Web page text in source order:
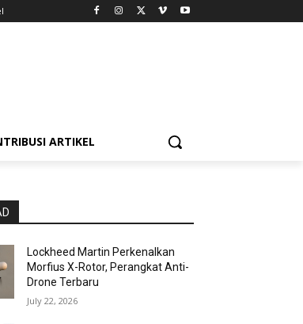
ARTIKEL
Lockheed Martin Perkenalkan
Morfius X-Rotor, Perangkat Anti-
Drone Terbaru
July 22, 2026